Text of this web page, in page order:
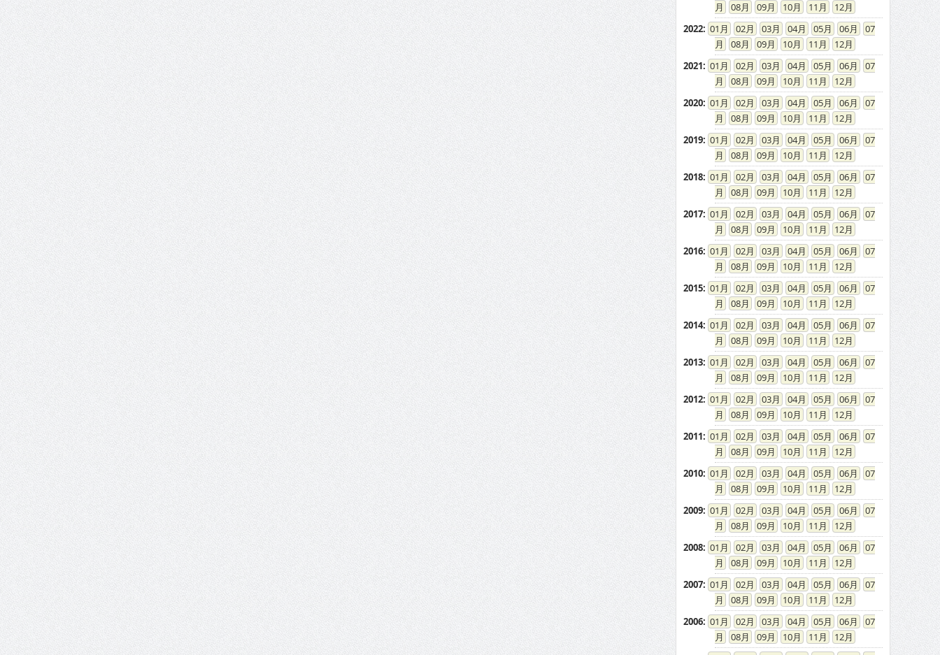
08
09 10 11
12
2022: 01 02 03 04 05 06
07
08
09 10 11
12
2021: 01 02 03 04 05 06
07
08
09 10 11
12
2020: 01 02 03 04 05 06
07
08
09 10 11
12
2019: 01 02 03 04 05 06
07
08
09 10 11
12
2018: 01 02 03 04 05 06
07
08
09 10 11
12
2017: 01 02 03 04 05 06
07
08
09 10 11
12
2016: 01 02 03 04 05 06
07
08
09 10 11
12
2015: 01 02 03 04 05 06
07
08
09 10 11
12
2014: 01 02 03 04 05 06
07
08
09 10 11
12
2013: 01 02 03 04 05 06
07
08
09 10 11
12
2012: 01 02 03 04 05 06
07
08
09 10 11
12
2011: 01 02 03 04 05 06
07
08
09 10 11
12
2010: 01 02 03 04 05 06
07
08
09 10 11
12
2009: 01 02 03 04 05 06
07
08
09 10 11
12
2008: 01 02 03 04 05 06
07
08
09 10 11
12
2007: 01 02 03 04 05 06
07
08
09 10 11
12
2006: 01 02 03 04 05 06
07
08
09 10 11
12